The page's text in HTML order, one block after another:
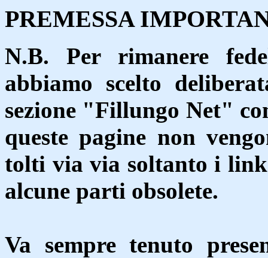
PREMESSA
N.B. Per rimanere
abbiamo scelto
sezione "Fillungo Net"
queste pagine non
tolti via via soltanto i
alcune parti obsolete.
Va sempre tenuto